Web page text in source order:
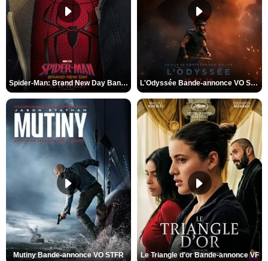
Spider-Man: Brand New Day Bande-annonce VO STFR L'Odyssée Bande-annonce VO STFR
Mutiny Bande-annonce VO STFR Le Triangle d'or Bande-annonce VF